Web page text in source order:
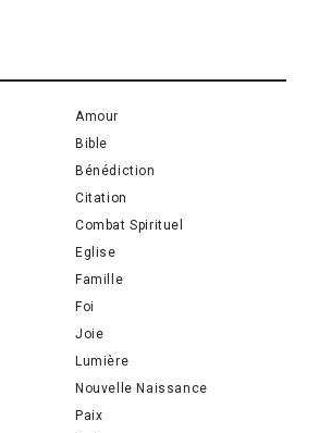
Amour
Bible
Bénédiction
Citation
Combat Spirituel
Eglise
Famille
Foi
Joie
Lumière
Nouvelle Naissance
Paix